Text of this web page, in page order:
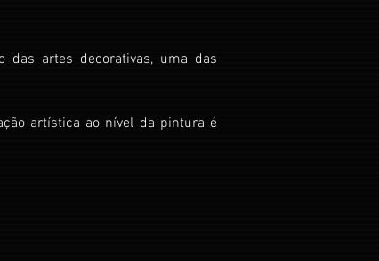
das artes decorativas, uma das
artística ao nível da pintura é